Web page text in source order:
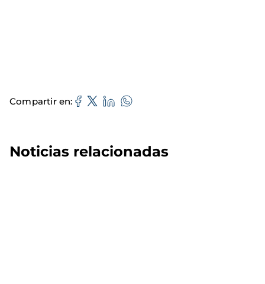
Compartir en
Noticias relacionadas